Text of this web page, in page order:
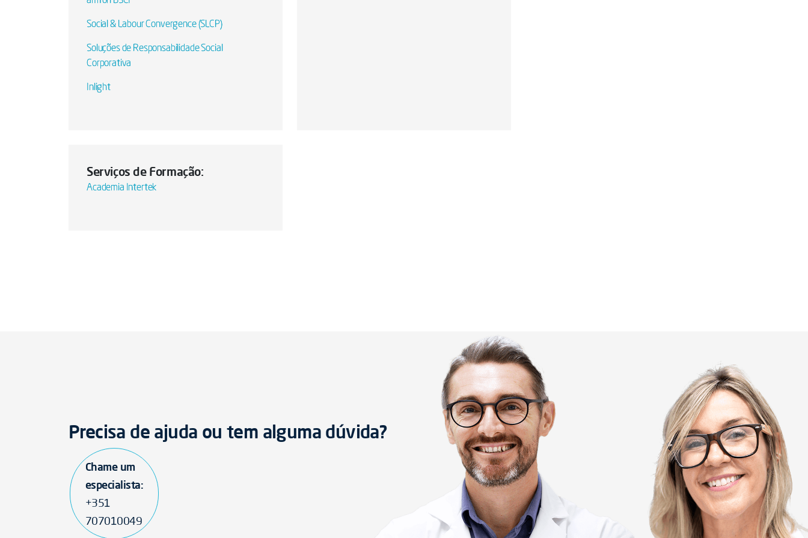
Social & Labour Convergence (SLCP)
Soluções de Responsabilidade Social
Corporativa
Inlight
Serviços de Formação:
Academia Intertek
Precisa de ajuda ou tem alguma dúvida?
Chame um
especialista:
+351
707010049